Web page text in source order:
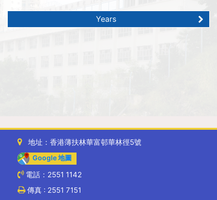
Years
地址：香港薄扶林華富邨華林徑5號
Google 地圖
電話：2551 1142
傳真 : 2551 7151